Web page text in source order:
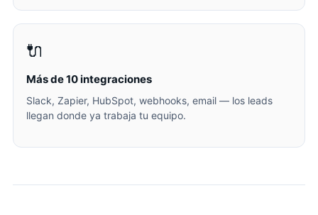
🔌
Más de 10 integraciones
Slack, Zapier, HubSpot, webhooks, email — los leads
llegan donde ya trabaja tu equipo.